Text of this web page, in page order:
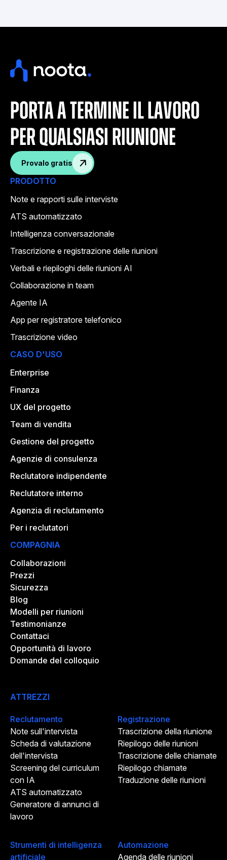
porta a termine il lavoro
per qualsiasi riunione
Provalo gratis
PRODOTTO
Note e rapporti sulle interviste
ATS automatizzato
Intelligenza conversazionale
Trascrizione e registrazione delle riunioni
Verbali e riepiloghi delle riunioni AI
Collaborazione in team
Agente IA
App per registratore telefonico
Trascrizione video
CASO D'USO
Enterprise
Finanza
UX del progetto
Team di vendita
Gestione del progetto
Agenzie di consulenza
Reclutatore indipendente
Reclutatore interno
Agenzia di reclutamento
Per i reclutatori
COMPAGNIA
Collaborazioni
Prezzi
Sicurezza
Blog
Modelli per riunioni
Testimonianze
Contattaci
Opportunità di lavoro
Domande del colloquio
ATTREZZI
Reclutamento
Note sull'intervista
Scheda di valutazione
dell'intervista
Screening del curriculum
con IA
ATS automatizzato
Generatore di annunci di
lavoro
Registrazione
Trascrizione della riunione
Riepilogo delle riunioni
Trascrizione delle chiamate
Riepilogo chiamate
Traduzione delle riunioni
Strumenti di intelligenza
artificiale
Automazione
Agenda delle riunioni